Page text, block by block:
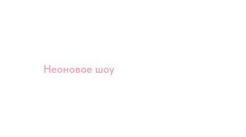
Неоновое шоу